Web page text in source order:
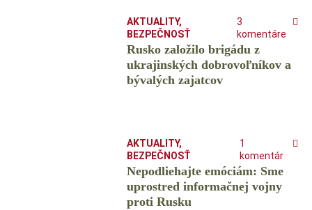
AKTUALITY,
BEZPEČNOSŤ
3
komentáre
Rusko založilo brigádu z
ukrajinských dobrovoľníkov a
bývalých zajatcov
AKTUALITY,
BEZPEČNOSŤ
1
komentár
Nepodliehajte emóciám: Sme
uprostred informačnej vojny
proti Rusku